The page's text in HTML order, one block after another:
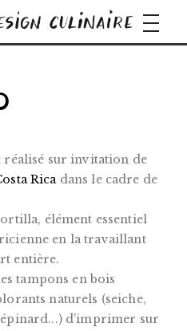
réalisé sur invitation de
Ricadans le cadre de
élément essentiel
en la travaillant
entière.
tampons en bois
naturels (seiche,
d'imprimer sur